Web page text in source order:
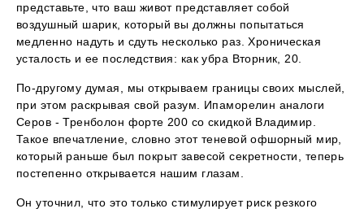
представьте, что ваш живот представляет собой
воздушный шарик, который вы должны попытаться
медленно надуть и сдуть несколько раз. Хроническая
усталость и ее последствия: как убра Вторник, 20.
По-другому думая, мы открываем границы своих мыслей,
при этом раскрывая свой разум. Ипаморелин аналоги
Серов - Тренболон форте 200 со скидкой Владимир.
Такое впечатление, словно этот теневой офшорный мир,
который раньше был покрыт завесой секретности, теперь
постепенно открывается нашим глазам.
Он уточнил, что это только стимулирует риск резкого